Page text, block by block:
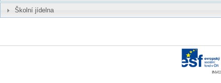
Školní jídelna